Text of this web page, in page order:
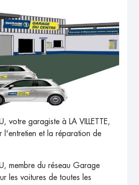
votre garagiste à LA VILLETTE,
l'entretien et la réparation de
membre du réseau Garage
les voitures de toutes les